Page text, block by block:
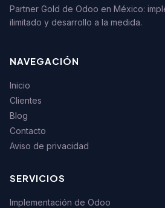
Partner Gold de Odoo en México:
ilimitado y desarrollo a la medida.
NAVEGACIÓN
Inicio
Clientes
Blog
Contacto
Aviso de privacidad
SERVICIOS
Implementación de Odoo